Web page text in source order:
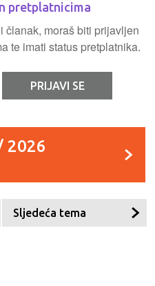
pretplatnicima
članak, moraš biti prijavljen
te imati status pretplatnika.
PRIJAVI SE
2026
Sljedeća tema